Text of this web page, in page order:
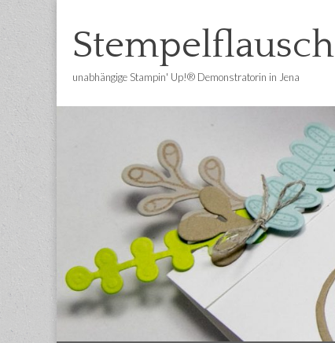
Stempelflausch
unabhängige Stampin' Up!® Demonstratorin in Jena